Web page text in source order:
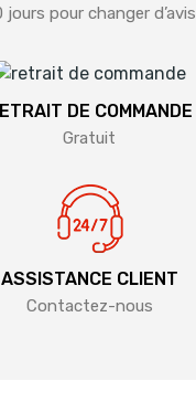
jours pour changer d’avis
DE COMMANDE
Gratuit
ASSISTANCE CLIENT
Contactez-nous